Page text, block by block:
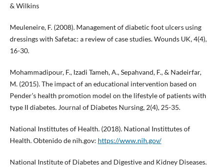
& Wilkins
Meuleneire, F. (2008). Management of diabetic foot ulcers using
dressings with Safetac: a review of case studies. Wounds UK, 4(4),
16-30.
Mohammadipour, F., Izadi Tameh, A., Sepahvand, F., & Nadeirfar,
M. (2015). The impact of an educational intervention based on
Pender’s health promotion model on the lifestyle of patients with
type II diabetes. Journal of Diabetes Nursing, 2(4), 25-35.
National Instittutes of Health. (2018). National Instittutes of
Health. Obtenido de nih.gov: https://www.nih.gov/
National Institute of Diabetes and Digestive and Kidney Diseases.